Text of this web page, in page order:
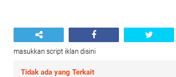
masukkan script iklan disini
Tidak ada yang Terkait